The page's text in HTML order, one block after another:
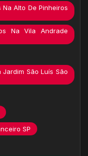
Alto De Pinheiros
Na Vila Andrade
São Luís São
SP